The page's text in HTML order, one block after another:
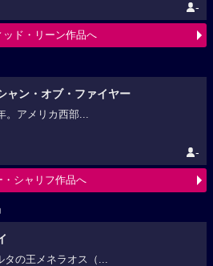
-
ッド・リーン作品へ
ャン・オブ・ファイヤー
。アメリカ西部...
-
・シャリフ作品へ
タの王メネラオス（...